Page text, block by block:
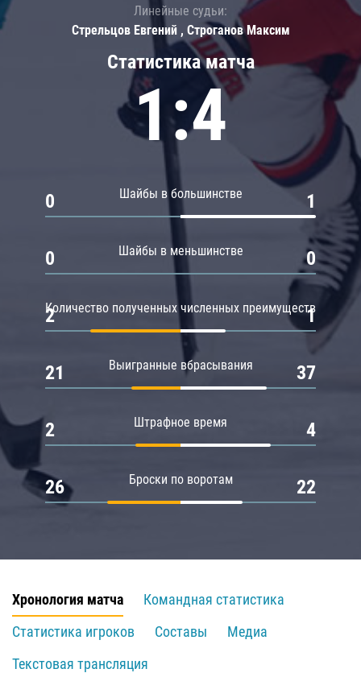
Статистика матча
1:4
Шайбы в большинстве
0 1
Шайбы в меньшинстве
0 0
Количество полученных численных преимуществ
2 1
Выигранные вбрасывания
21 37
Штрафное время
2 4
Броски по воротам
26 22
Линейные судьи:
Стрельцов Евгений , Строганов Максим
Хронология матча
Командная статистика
Статистика игроков
Составы
Медиа
Текстовая трансляция